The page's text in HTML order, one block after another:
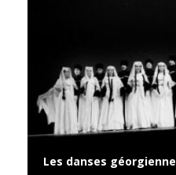
Les danses